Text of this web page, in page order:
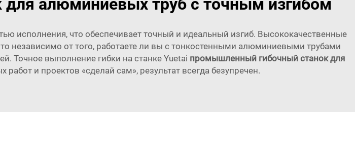
алюминиевых труб с точным изгибом
исполнения, что обеспечивает точный и идеальный изгиб. Высококачественные
независимо от того, работаете ли вы с тонкостенными алюминиевыми трубами
Точное выполнение гибки на станке Yuetai промышленный гибочный станок для
и проектов «сделай сам», результат всегда безупречен.